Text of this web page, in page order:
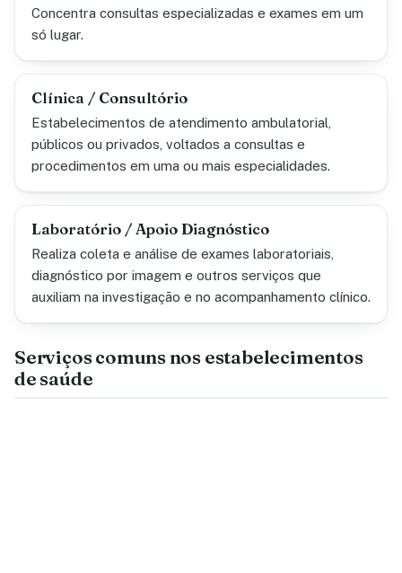
Concentra consultas especializadas e exames em um
só lugar.
Clínica / Consultório
Estabelecimentos de atendimento ambulatorial,
públicos ou privados, voltados a consultas e
procedimentos em uma ou mais especialidades.
Laboratório / Apoio Diagnóstico
Realiza coleta e análise de exames laboratoriais,
diagnóstico por imagem e outros serviços que
auxiliam na investigação e no acompanhamento clínico.
Serviços comuns nos estabelecimentos
de saúde